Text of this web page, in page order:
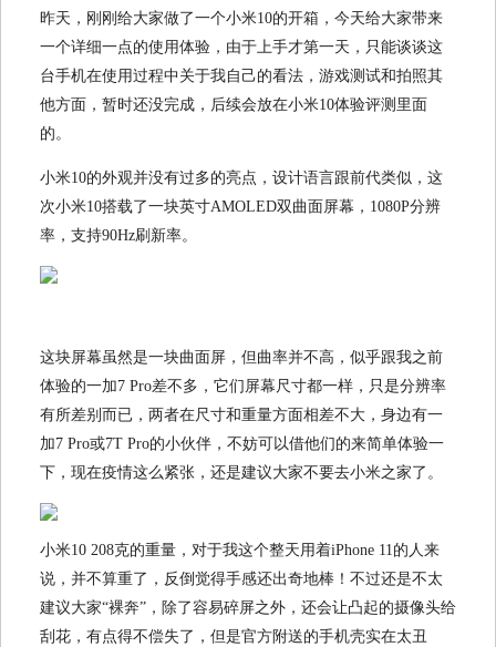
昨天，刚刚给大家做了一个小米10的开箱，今天给大家带来
一个详细一点的使用体验，由于上手才第一天，只能谈谈这
台手机在使用过程中关于我自己的看法，游戏测试和拍照其
他方面，暂时还没完成，后续会放在小米10体验评测里面
的。
小米10的外观并没有过多的亮点，设计语言跟前代类似，这
次小米10搭载了一块英寸AMOLED双曲面屏幕，1080P分辨
率，支持90Hz刷新率。
这块屏幕虽然是一块曲面屏，但曲率并不高，似乎跟我之前
体验的一加7 Pro差不多，它们屏幕尺寸都一样，只是分辨率
有所差别而已，两者在尺寸和重量方面相差不大，身边有一
加7 Pro或7T Pro的小伙伴，不妨可以借他们的来简单体验一
下，现在疫情这么紧张，还是建议大家不要去小米之家了。
小米10 208克的重量，对于我这个整天用着iPhone 11的人来
说，并不算重了，反倒觉得手感还出奇地棒！不过还是不太
建议大家“裸奔”，除了容易碎屏之外，还会让凸起的摄像头给
刮花，有点得不偿失了，但是官方附送的手机壳实在太丑